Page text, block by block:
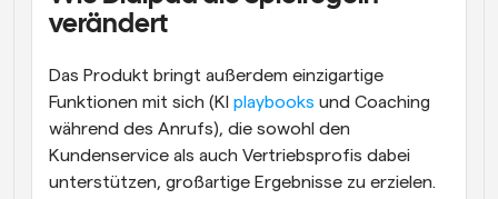
verändert
Das Produkt bringt außerdem einzigartige
Funktionen mit sich (KI playbooks und Coaching
während des Anrufs), die sowohl den
Kundenservice als auch Vertriebsprofis dabei
unterstützen, großartige Ergebnisse zu erzielen.